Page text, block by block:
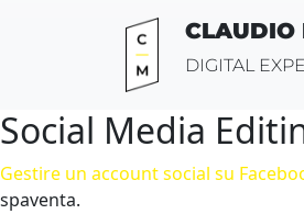
CLAUDIO
DIGITAL
Social Media
Gestire un account social su
spaventa.